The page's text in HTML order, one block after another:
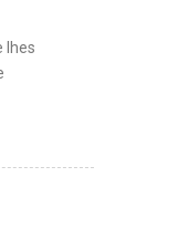
lhes